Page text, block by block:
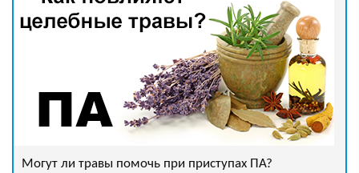
Могут ли травы помочь при приступах ПА?